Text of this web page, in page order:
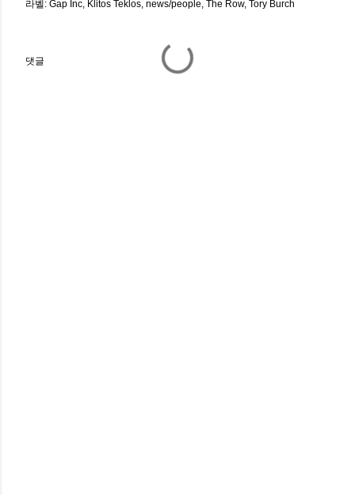
라벨: Gap Inc Klitos Teklos news/people The Row Tory Burch
댓글